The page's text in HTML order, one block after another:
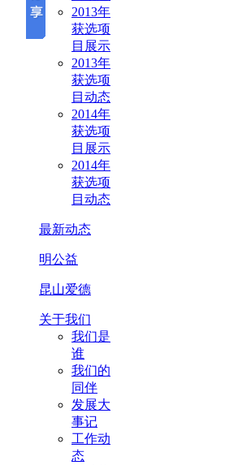
2013年
获选项
目展示
2013年
获选项
目动态
2014年
获选项
目展示
2014年
获选项
目动态
最新动态
明公益
昆山爱德
关于我们
我们是
谁
我们的
同伴
发展大
事记
工作动
态